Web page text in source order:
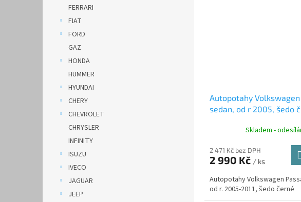
FERRARI
FIAT
FORD
GAZ
HONDA
HUMMER
HYUNDAI
CHERY
CHEVROLET
CHRYSLER
INFINITY
ISUZU
IVECO
JAGUAR
JEEP
Autopotahy Volkswagen
sedan, od r 2005, šedo
Skladem -
2 471 Kč bez DPH
2 990 Kč / ks
Autopotahy Volkswagen
od r. 2005-2011, šedo černé